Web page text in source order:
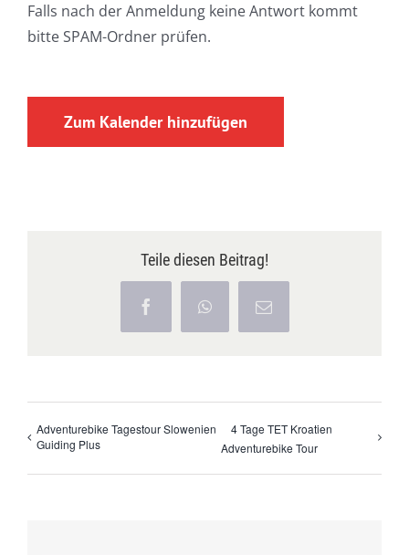
Falls nach der Anmeldung keine Antwort kommt
bitte SPAM-Ordner prüfen.
Zum Kalender hinzufügen
Teile diesen Beitrag!
FacebookWhatsApp
E-
Mail
Adventurebike Tagestour Slowenien
Guiding Plus
4 Tage TET Kroatien
Adventurebike Tour